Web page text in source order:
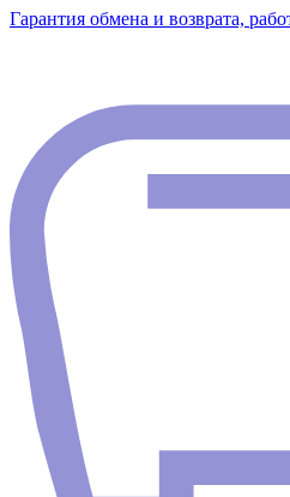
Гарантия обмена и возврата,